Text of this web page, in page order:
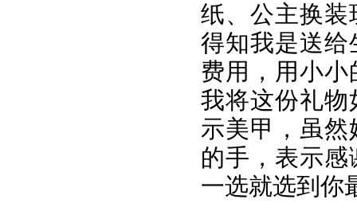
纸、公主换
得知我是送
费用，用小
我将这份礼
示美甲，虽
的手，表示
一选就选到你